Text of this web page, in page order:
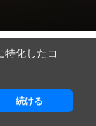
特化したコ
続ける